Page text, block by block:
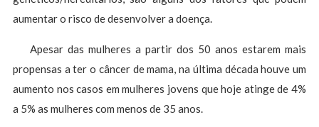
aumentar o risco de desenvolver a doença.
Apesar das mulheres a partir dos 50 anos estarem mais
propensas a ter o câncer de mama, na última década houve um
aumento nos casos em mulheres jovens que hoje atinge de 4%
a 5% as mulheres com menos de 35 anos.